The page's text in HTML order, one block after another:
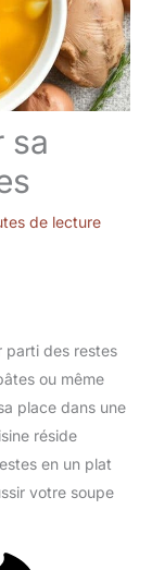
sa
de lecture
parti des restes
ou même
place dans une
réside
en un plat
votre soupe